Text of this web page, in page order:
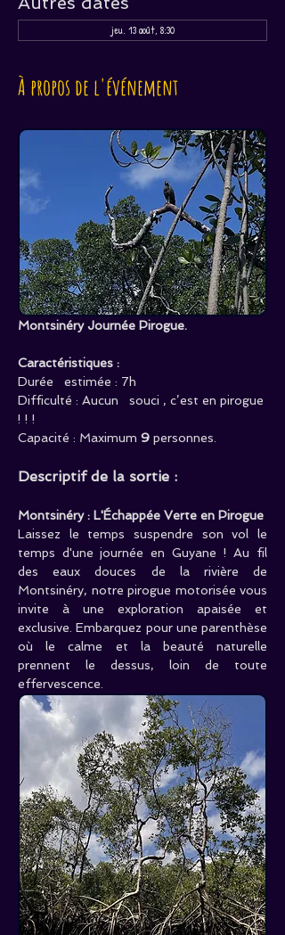
jeu. 13 août, 8:30
À propos de l'événement
Montsinéry Journée Pirogue.
Caractéristiques :
Durée   estimée : 7h
Difficulté : Aucun   souci , c’est en pirogue
! ! !
Capacité : Maximum 9 personnes.
Descriptif de la sortie :
Montsinéry : L'Échappée Verte en Pirogue
Laissez le temps suspendre son vol le
temps d'une journée en Guyane ! Au fil
des eaux douces de la rivière de
Montsinéry, notre pirogue motorisée vous
invite à une exploration apaisée et
exclusive. Embarquez pour une parenthèse
où le calme et la beauté naturelle
prennent le dessus, loin de toute
effervescence.